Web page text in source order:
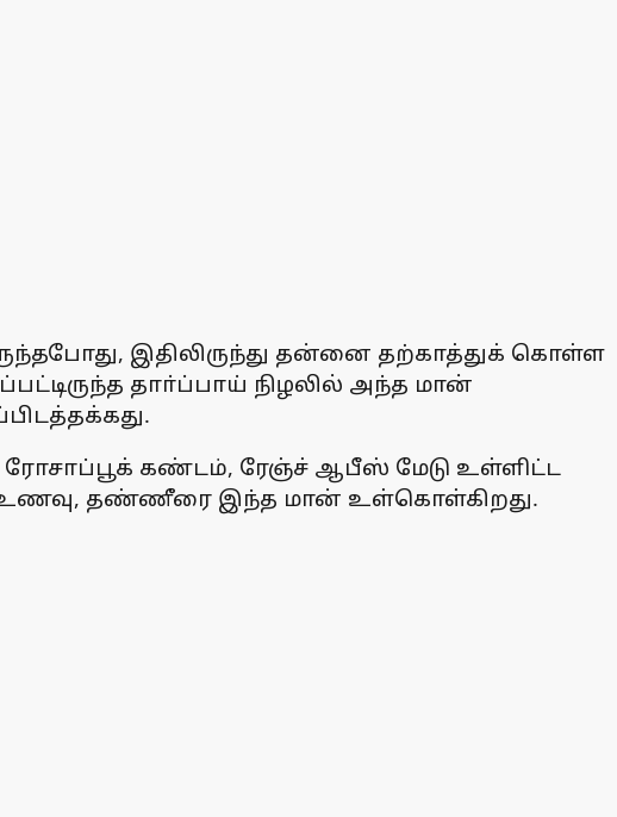
இதிலிருந்து தன்னை தற்காத்துக் கொள்ள
தாா்ப்பாய் நிழலில் அந்த மான்
ரோசாப்பூக் கண்டம், ரேஞ்ச் ஆபீஸ் மேடு உள்ளிட்ட
உணவு, தண்ணீரை இந்த மான் உள்கொள்கிறது.